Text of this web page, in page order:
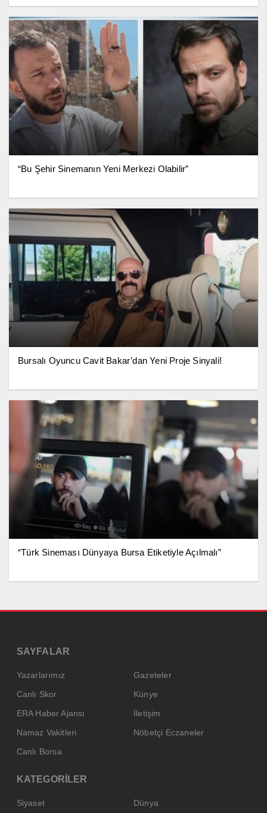
“Bu Şehir Sinemanın Yeni Merkezi Olabilir”
Bursalı Oyuncu Cavit Bakar’dan Yeni Proje Sinyali!
“Türk Sineması Dünyaya Bursa Etiketiyle Açılmalı”
SAYFALAR
Yazarlarımız
Gazeteler
Canlı Skor
Künye
ERA Haber Ajansı
İletişim
Namaz Vakitleri
Nöbetçi Eczaneler
Canlı Borsa
KATEGORİLER
Siyaset Dünya